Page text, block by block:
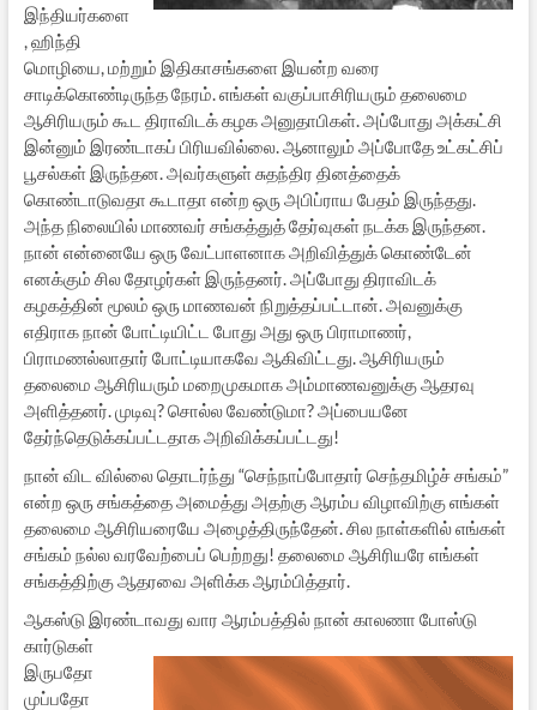
இந்தியர்களை
, ஹிந்தி
மொழியை, மற்றும் இதிகாசங்களை இயன்ற வரை
சாடிக்கொண்டிருந்த நேரம். எங்கள் வகுப்பாசிரியரும் தலைமை
ஆசிரியரும் கூட திராவிடக் கழக அனுதாபிகள். அப்போது அக்கட்சி
இன்னும் இரண்டாகப் பிரியவில்லை. ஆனாலும் அப்போதே உட்கட்சிப்
பூசல்கள் இருந்தன. அவர்களுள் சுதந்திர தினத்தைக்
கொண்டாடுவதா கூடாதா என்ற ஒரு அபிப்ராய பேதம் இருந்தது.
அந்த நிலையில் மாணவர் சங்கத்துத் தேர்வுகள் நடக்க இருந்தன.
நான் என்னையே ஒரு வேட்பாளனாக அறிவித்துக் கொண்டேன்
எனக்கும் சில தோழர்கள் இருந்தனர். அப்போது திராவிடக்
கழகத்தின் மூலம் ஒரு மாணவன் நிறுத்தப்பட்டான். அவனுக்கு
எதிராக நான் போட்டியிட்ட போது அது ஒரு பிராமாணர்,
பிராமணல்லாதார் போட்டியாகவே ஆகிவிட்டது. ஆசிரியரும்
தலைமை ஆசிரியரும் மறைமுகமாக அம்மாணவனுக்கு ஆதரவு
அளித்தனர். முடிவு? சொல்ல வேண்டுமா? அப்பையனே
தேர்ந்தெடுக்கப்பட்டதாக அறிவிக்கப்பட்டது!
நான் விட வில்லை தொடர்ந்து “செந்நாப்போதார் செந்தமிழ்ச் சங்கம்”
என்ற ஒரு சங்கத்தை அமைத்து அதற்கு ஆரம்ப விழாவிற்கு எங்கள்
தலைமை ஆசிரியரையே அழைத்திருந்தேன். சில நாள்களில் எங்கள்
சங்கம் நல்ல வரவேற்பைப் பெற்றது! தலைமை ஆசிரியரே எங்கள்
சங்கத்திற்கு ஆதரவை அளிக்க ஆரம்பித்தார்.
ஆகஸ்டு இரண்டாவது வார ஆரம்பத்தில் நான் காலணா போஸ்டு
கார்டுகள்
இருபதோ
முப்பதோ